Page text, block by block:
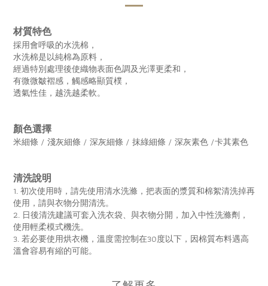
材質特色
採用會呼吸的水洗棉，
水洗棉是以純棉為原料，
經過特別處理後使織物表面色調及光澤更柔和，
有微微皺褶感，觸感略顯質樸，
透氣性佳，越洗越柔軟。
顏色選擇
米細條 / 淺灰細條 / 深灰細條 / 抹綠細條 / 深灰素色 /卡其素色
清洗說明
1. 初次使用時，請先使用清水洗滌，把表面的漿質和棉絮清洗掉再
使用，請與衣物分開清洗。
2. 日後清洗建議可套入洗衣袋、與衣物分開，加入中性洗滌劑，
使用輕柔模式機洗。
3. 若必要使用烘衣機，溫度需控制在30度以下，因棉質布料遇高
溫會容易有縮的可能。